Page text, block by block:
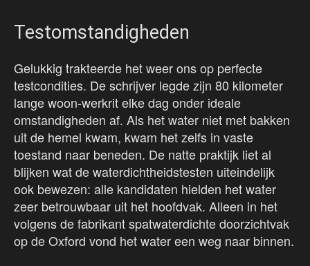
Testomstandigheden
Gelukkig trakteerde het weer ons op perfecte
testcondities. De schrijver legde zijn 80 kilometer
lange woon-werkrit elke dag onder ideale
omstandigheden af. Als het water niet met bakken
uit de hemel kwam, kwam het zelfs in vaste
toestand naar beneden. De natte praktijk liet al
blijken wat de waterdichtheidstesten uiteindelijk
ook bewezen: alle kandidaten hielden het water
zeer betrouwbaar uit het hoofdvak. Alleen in het
volgens de fabrikant spatwaterdichte doorzichtvak
op de Oxford vond het water een weg naar binnen.